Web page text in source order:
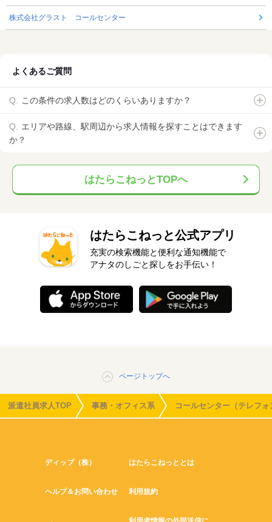
株式会社グラスト コールセンター
よくあるご質問
この条件の求人数はどのくらいありますか？
エリアや路線、駅周辺から求人情報を探すことはできます
か？
はたらこねっとTOPへ
はたらこねっと公式アプリ
充実の検索機能と便利な通知機能で
アナタのしごと探しをお手伝い！
ページトップへ
派遣社員求人TOP 事務・オフィス系 コールセンター（テレフ
ディップ（株） はたらこねっととは
ヘルプ＆お問い合わせ 利用規約